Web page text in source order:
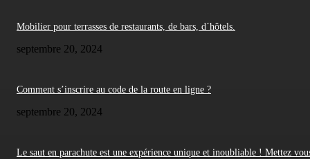
Mobilier pour terrasses de restaurants, de bars, d´hôtels.
septembre 20, 2024
Comment s’inscrire au code de la route en ligne ?
septembre 20, 2024
Le saut en parachute est une expérience unique et inoubliable ! Mettez